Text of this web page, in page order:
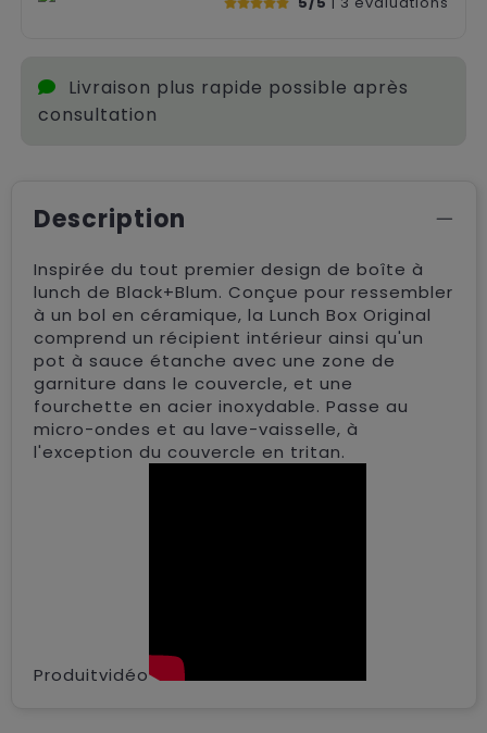
Livraison plus rapide possible après
consultation
Description
Inspirée du tout premier design de boîte à
lunch de Black+Blum. Conçue pour ressembler
à un bol en céramique, la Lunch Box Original
comprend un récipient intérieur ainsi qu'un
pot à sauce étanche avec une zone de
garniture dans le couvercle, et une
fourchette en acier inoxydable. Passe au
micro-ondes et au lave-vaisselle, à
l'exception du couvercle en tritan.
Produitvidéo